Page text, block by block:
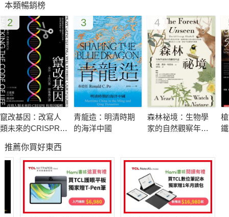
本類暢銷榜
2
竄改基因：改寫人
類未來的CRISPR和
3
青龍造：明清時期
的海洋中國
4
森林祕境：生物學
家的自然觀察年誌
推薦你買好東西